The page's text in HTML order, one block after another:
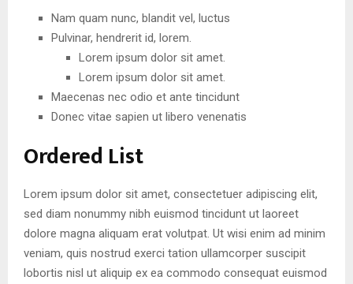
Nam quam nunc, blandit vel, luctus
Pulvinar, hendrerit id, lorem.
Lorem ipsum dolor sit amet.
Lorem ipsum dolor sit amet.
Maecenas nec odio et ante tincidunt
Donec vitae sapien ut libero venenatis
Ordered List
Lorem ipsum dolor sit amet, consectetuer adipiscing elit,
sed diam nonummy nibh euismod tincidunt ut laoreet
dolore magna aliquam erat volutpat. Ut wisi enim ad minim
veniam, quis nostrud exerci tation ullamcorper suscipit
lobortis nisl ut aliquip ex ea commodo consequat euismod